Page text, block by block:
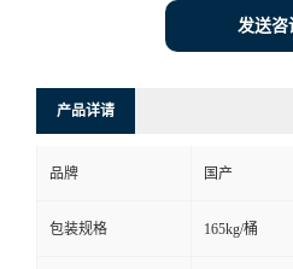
发送咨
产品详请
品牌 国产
包装规格 165kg/桶